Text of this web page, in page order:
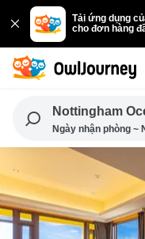
Tải ứng dụng
cho đơn hàng
Nottingham
Ngày nhận phòng ~